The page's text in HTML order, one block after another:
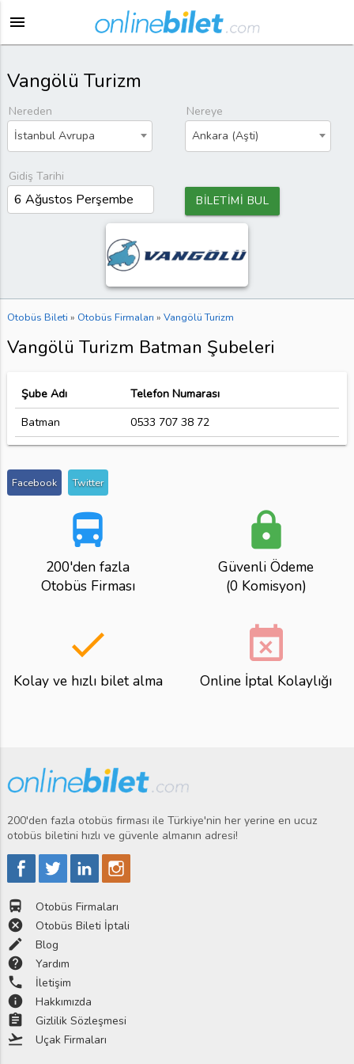
menu
Vangölü Turizm
Nereden
İstanbul Avrupa
Nereye
Ankara (Aşti)
Gidiş Tarihi
BİLETİMİ BUL
Otobüs Bileti » Otobüs Firmaları » Vangölü Turizm
Vangölü Turizm Batman Şubeleri
Şube Adı
Telefon Numarası
Batman
0533 707 38 72
Facebook Twitter
directions_bus
200'den fazla
Otobüs Firması
lock
Güvenli Ödeme
(0 Komisyon)
done
Kolay ve hızlı bilet alma
event_busy
Online İptal Kolaylığı
200'den fazla otobüs firması ile Türkiye'nin her yerine en ucuz
otobüs biletini hızlı ve güvenle almanın adresi!
directions_bus Otobüs Firmaları
cancel Otobüs Bileti İptali
edit Blog
help Yardım
phone İletişim
info Hakkımızda
assignment Gizlilik Sözleşmesi
flight_takeoff Uçak Firmaları